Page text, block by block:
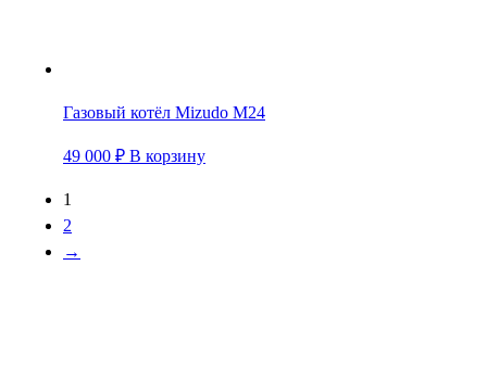
Газовый котёл Mizudo M24
49 000 ₽ В корзину
1
2
→